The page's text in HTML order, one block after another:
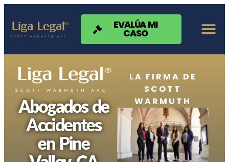
Nota:
sitio
web
accesibilidad.
EVALÚA MI
CASO
Abogados de
Accidentes
en Pine
LA FIRMA DE
SCOTT
WARMUTH